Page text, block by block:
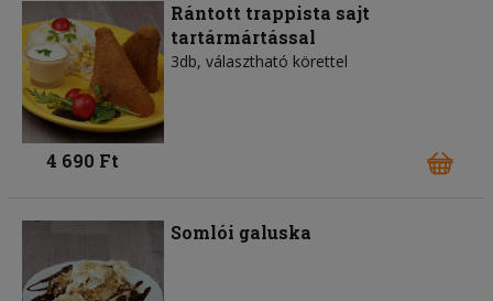
Rántott trappista sajt
tartármártással
3db, választható körettel
4 690 Ft
Somlói galuska